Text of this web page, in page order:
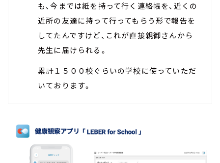
も、今までは紙を持って行く連絡帳を、近くの
近所の友達に持って行ってもらう形で報告を
してたんですけど、これが直接親御さんから
先生に届けられる。
累計１５００校ぐらいの学校に使っていただ
いております。